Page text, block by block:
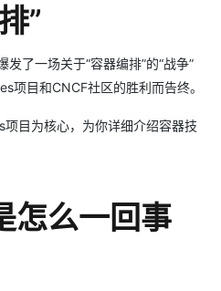
”
了一场关于“容器编排”的“战争”
项目和CNCF社区的胜利而告终。
目为核心，为你详细介绍容器技
怎么一回事